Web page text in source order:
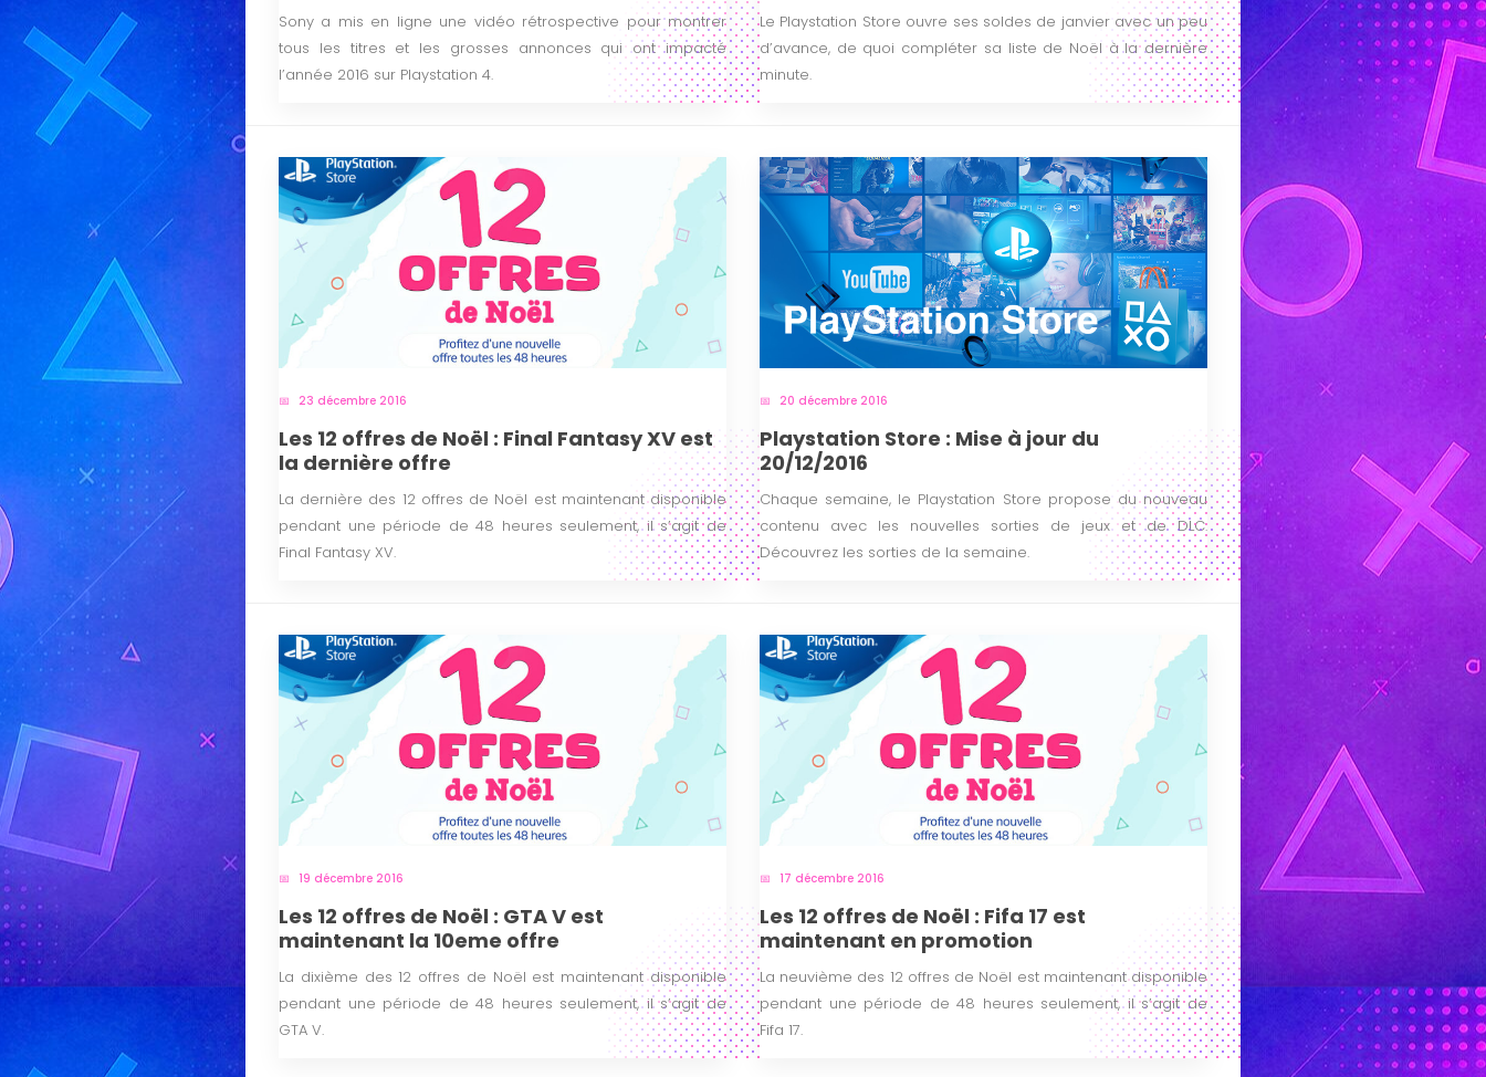
Sony a mis en ligne une vidéo rétrospective pour montrer
tous les titres et les grosses annonces qui ont impacté
l’année 2016 sur Playstation 4.
Le Playstation Store ouvre ses soldes de janvier avec un peu
d’avance, de quoi compléter sa liste de Noël à la dernière
minute.
23 décembre 2016
Les 12 offres de Noël : Final Fantasy XV est
la dernière offre
La dernière des 12 offres de Noël est maintenant disponible
pendant une période de 48 heures seulement, il s’agit de
Final Fantasy XV.
20 décembre 2016
Playstation Store : Mise à jour du
20/12/2016
Chaque semaine, le Playstation Store propose du nouveau
contenu avec les nouvelles sorties de jeux et de DLC.
Découvrez les sorties de la semaine.
19 décembre 2016
Les 12 offres de Noël : GTA V est
maintenant la 10eme offre
La dixième des 12 offres de Noël est maintenant disponible
pendant une période de 48 heures seulement, il s’agit de
GTA V.
17 décembre 2016
Les 12 offres de Noël : Fifa 17 est
maintenant en promotion
La neuvième des 12 offres de Noël est maintenant disponible
pendant une période de 48 heures seulement, il s’agit de
Fifa 17.